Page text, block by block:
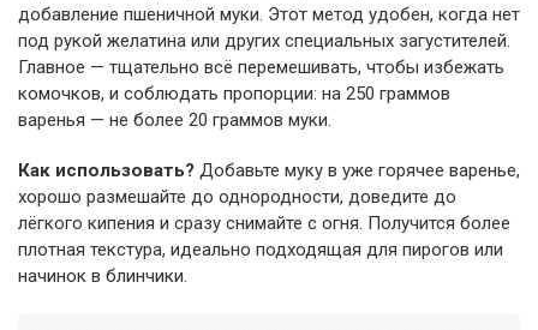
добавление пшеничной муки. Этот метод удобен, когда нет
под рукой желатина или других специальных загустителей.
Главное — тщательно всё перемешивать, чтобы избежать
комочков, и соблюдать пропорции: на 250 граммов
варенья — не более 20 граммов муки.
Как использовать? Добавьте муку в уже горячее варенье,
хорошо размешайте до однородности, доведите до
лёгкого кипения и сразу снимайте с огня. Получится более
плотная текстура, идеально подходящая для пирогов или
начинок в блинчики.